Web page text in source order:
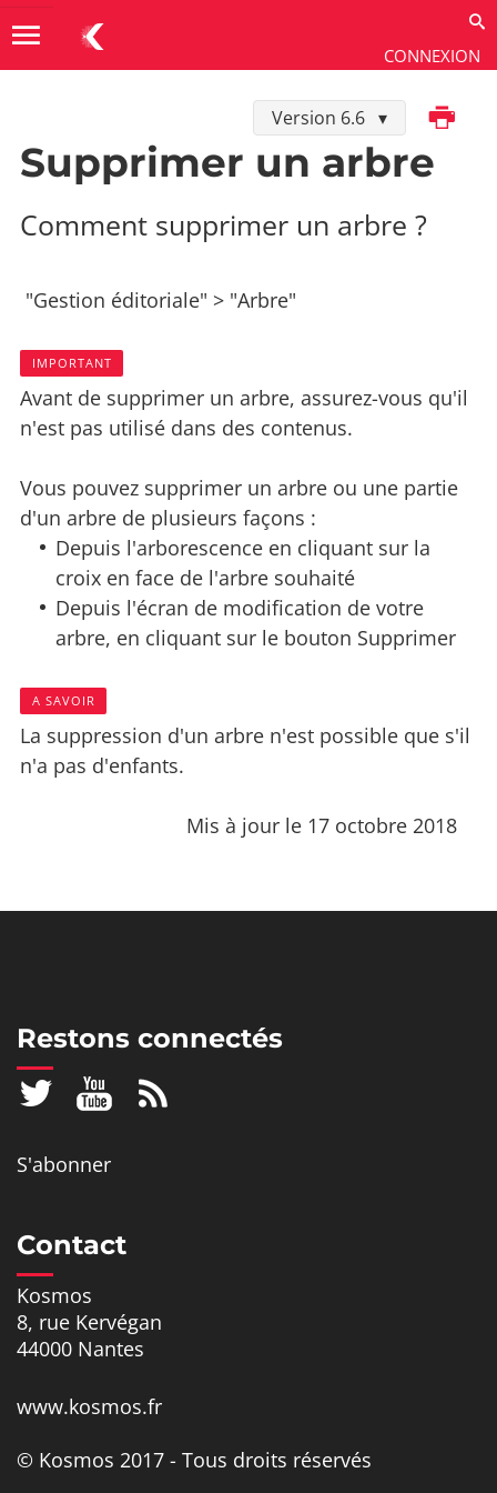
CONNEXION
menu
Version 6.6Imprimer
Arbre
Supprimer un arbre
Comment supprimer un arbre ?
"Gestion éditoriale" > "Arbre"
IMPORTANT
Avant de supprimer un arbre, assurez-vous qu'il
n'est pas utilisé dans des contenus.
Vous pouvez supprimer un arbre ou une partie
d'un arbre de plusieurs façons :
Depuis l'arborescence en cliquant sur la
croix en face de l'arbre souhaité
Depuis l'écran de modification de votre
arbre, en cliquant sur le bouton Supprimer
A SAVOIR
La suppression d'un arbre n'est possible que s'il
n'a pas d'enfants.
Mis à jour le 17 octobre 2018
Restons connectés
S'abonner
Contact
Kosmos
8, rue Kervégan
44000 Nantes
www.kosmos.fr
© Kosmos 2017 - Tous droits réservés